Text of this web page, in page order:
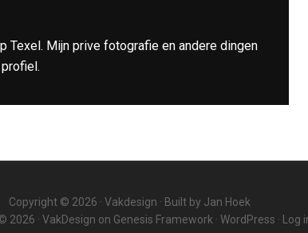
Texel. Mijn prive fotografie en andere dingen
profiel.
Copyright © 2026 · Vakdesign · Built by Jan Hoek
2026 · VakDesign on Genesis Framework · WordPress · Log